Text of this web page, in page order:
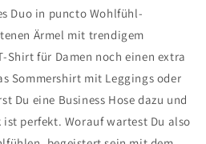
Duo in puncto Wohlfühl-
Ärmel mit trendigem
Shirt für Damen noch einen extra
Sommershirt mit Leggings oder
Du eine Business Hose dazu und
ist perfekt. Worauf wartest Du also